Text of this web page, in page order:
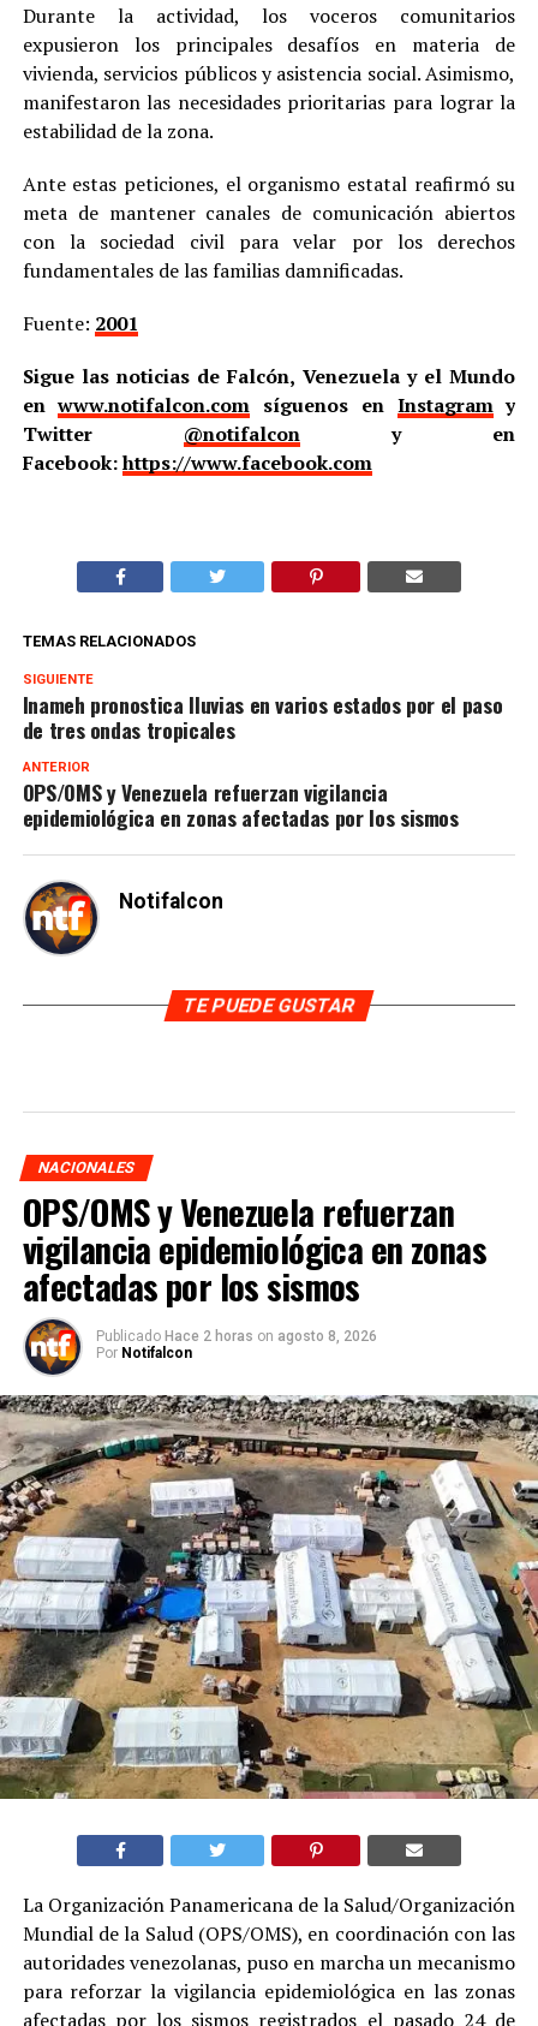
Durante la actividad, los voceros comunitarios
expusieron los principales desafíos en materia de
vivienda, servicios públicos y asistencia social. Asimismo,
manifestaron las necesidades prioritarias para lograr la
estabilidad de la zona.
Ante estas peticiones, el organismo estatal reafirmó su
meta de mantener canales de comunicación abiertos
con la sociedad civil para velar por los derechos
fundamentales de las familias damnificadas.
Fuente: 2001
Sigue las noticias de Falcón, Venezuela y el Mundo
enwww.notifalcon.com síguenos en Instagramy
Twitter @notifalcony en
Facebook:https://www.facebook.com
TEMAS RELACIONADOS
SIGUIENTE
Inameh pronostica lluvias en varios estados por el paso
de tres ondas tropicales
ANTERIOR
OPS/OMS y Venezuela refuerzan vigilancia
epidemiológica en zonas afectadas por los sismos
Notifalcon
TE PUEDE GUSTAR
NACIONALES
OPS/OMS y Venezuela refuerzan
vigilancia epidemiológica en zonas
afectadas por los sismos
Publicado Hace 2 horas on agosto 8, 2026
Por Notifalcon
La Organización Panamericana de la Salud/Organización
Mundial de la Salud (OPS/OMS), en coordinación con las
autoridades venezolanas, puso en marcha un mecanismo
para reforzar la vigilancia epidemiológica en las zonas
afectadas por los sismos registrados el pasado 24 de